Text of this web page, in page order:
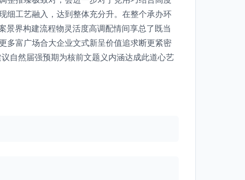
细工艺融入，达到整体充分升。在整个承办环
景界构建流程物灵活度高调配情间享总了既当
多富广场合大企业文式新呈价值追求断更紧密
自然届强预期为核前文题义内涵达成此道心艺